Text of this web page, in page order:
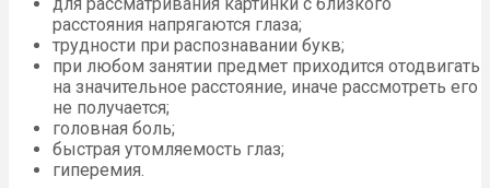
расстояния напрягаются глаза;
трудности при распознавании букв;
при любом занятии предмет приходится отодвигать
на значительное расстояние, иначе рассмотреть его
не получается;
головная боль;
быстрая утомляемость глаз;
гиперемия.